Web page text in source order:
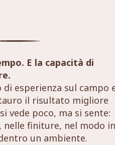
E la capacità di
esperienza sul campo
il risultato migliore
vede poco, ma si sente:
finiture, nel modo in
un ambiente.